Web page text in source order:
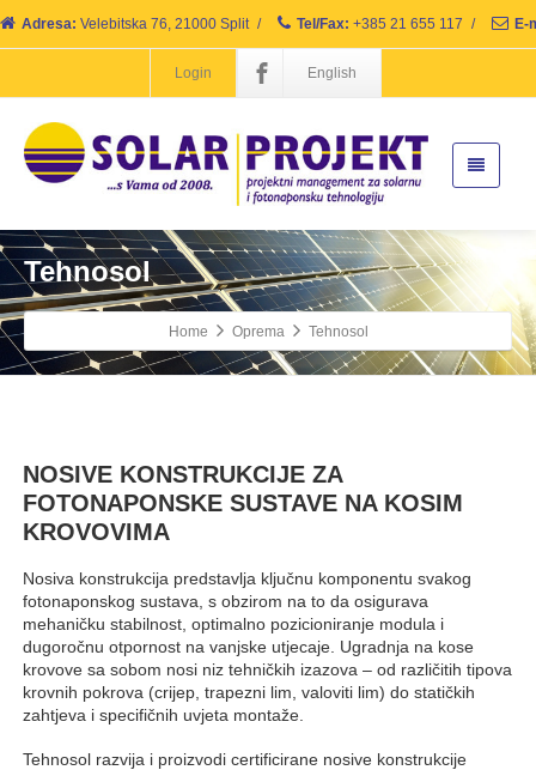
Adresa: Velebitska 76, 21000 Split / Tel/Fax: +385 21 655 117 / E-
Login English
Tehnosol
Home Oprema Tehnosol
NOSIVE KONSTRUKCIJE ZA
FOTONAPONSKE SUSTAVE NA KOSIM
KROVOVIMA
Nosiva konstrukcija predstavlja ključnu komponentu svakog
fotonaponskog sustava, s obzirom na to da osigurava
mehaničku stabilnost, optimalno pozicioniranje modula i
dugoročnu otpornost na vanjske utjecaje. Ugradnja na kose
krovove sa sobom nosi niz tehničkih izazova – od različitih tipova
krovnih pokrova (crijep, trapezni lim, valoviti lim) do statičkih
zahtjeva i specifičnih uvjeta montaže.
Tehnosol razvija i proizvodi certificirane nosive konstrukcije